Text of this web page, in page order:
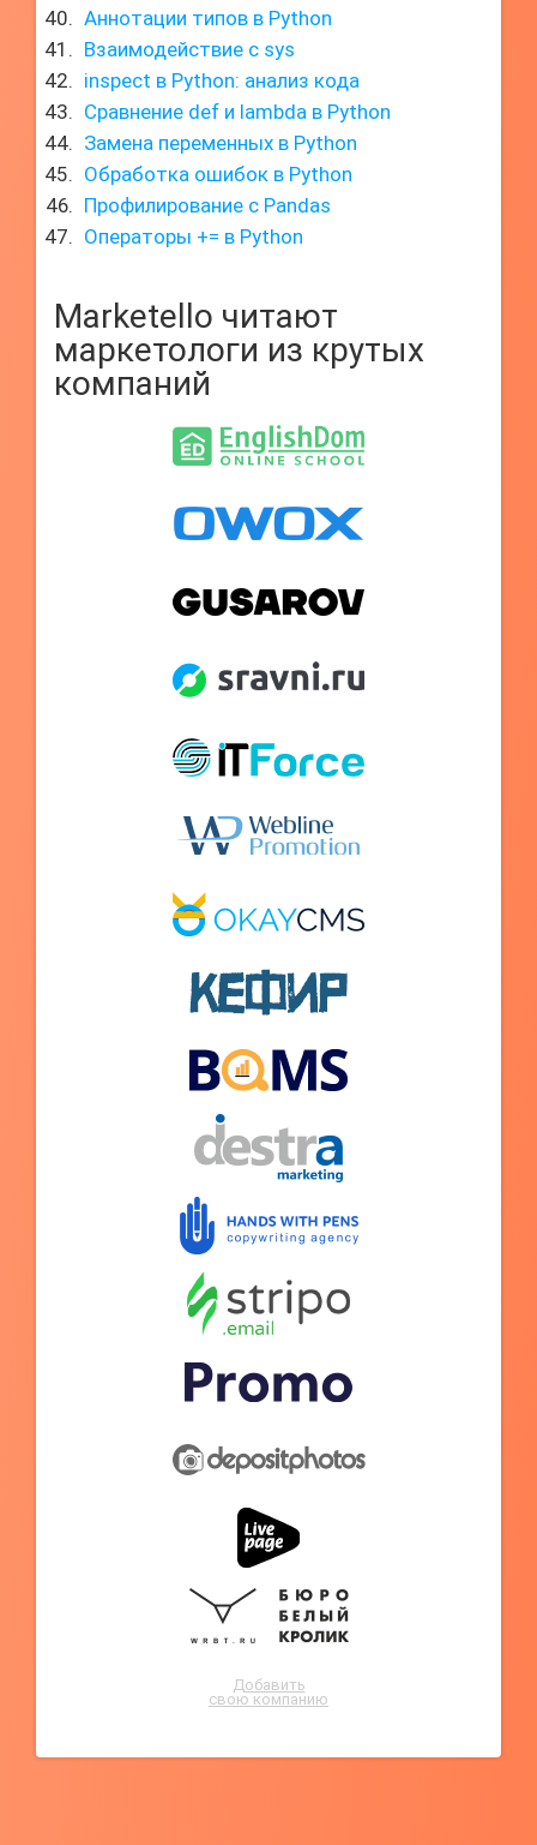
Аннотации типов в Python
Взаимодействие с sys
inspect в Python: анализ кода
Сравнение def и lambda в Python
Замена переменных в Python
Обработка ошибок в Python
Профилирование с Pandas
Операторы += в Python
Marketello читают
маркетологи из крутых
компаний
Добавить
свою компанию